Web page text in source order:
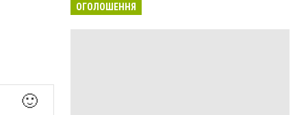
🙂
ОГОЛОШЕННЯ